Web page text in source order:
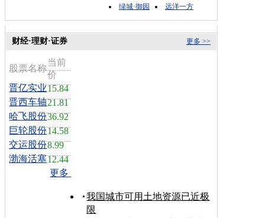
绿城·御园
远洋一方
更多 >>
财经·理财·证券
股票名称
当前
价
晋亿实业15.84
晋西车轴21.81
哈飞股份36.92
巨轮股份14.58
交运股份8.99
渤海活塞12.44
更多
我国城市可用土地资源已近极
限